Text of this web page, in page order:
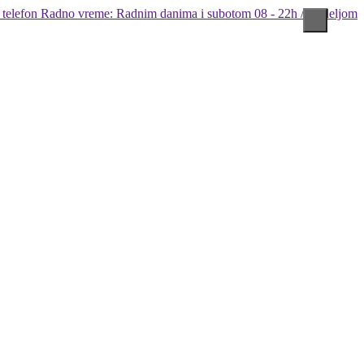
Radno vreme: Radnim danima i subotom 08 - 22h / Nedeljom